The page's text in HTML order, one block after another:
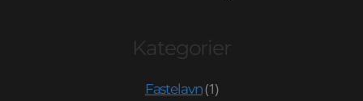
Kategorier
Fastelavn(1)